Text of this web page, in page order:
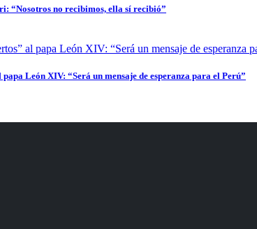
“Nosotros no recibimos, ella sí recibió”
León XIV: “Será un mensaje de esperanza para el Perú”